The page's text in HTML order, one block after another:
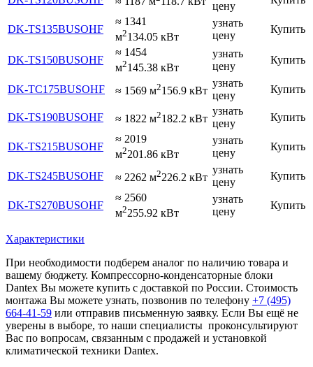
цену
DK-TS135BUSOHF
≈ 1341
м2134.05 кВт
узнать
цену
Купить
DK-TS150BUSOHF
≈ 1454
м2145.38 кВт
узнать
цену
Купить
DK-TС175BUSOHF ≈ 1569 м2156.9 кВт
узнать
цену
Купить
DK-TS190BUSOHF ≈ 1822 м2182.2 кВт
узнать
цену
Купить
DK-TS215BUSOHF
≈ 2019
м2201.86 кВт
узнать
цену
Купить
DK-TS245BUSOHF ≈ 2262 м2226.2 кВт
узнать
цену
Купить
DK-TS270BUSOHF
≈ 2560
м2255.92 кВт
узнать
цену
Купить
Характеристики
При необходимости подберем аналог по наличию товара и
вашему бюджету. Компрессорно-конденсаторные блоки
Dantex Вы можете купить с доставкой по России. Стоимость
монтажа Вы можете узнать, позвонив по телефону +7 (495)
664-41-59 или отправив письменную заявку. Если Вы ещё не
уверены в выборе, то наши специалисты проконсультируют
Вас по вопросам, связанным с продажей и установкой
климатической техники Dantex.